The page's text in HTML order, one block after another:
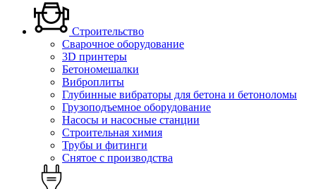
Строительство
Сварочное оборудование
3D принтеры
Бетономешалки
Виброплиты
Глубинные вибраторы для бетона и бетоноломы
Грузоподъемное оборудование
Насосы и насосные станции
Строительная химия
Трубы и фитинги
Снятое с производства